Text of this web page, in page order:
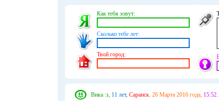
Как тебя зовут:
Сколько тебе лет:
Твой город:
Вика :з, 11 лет, Саранск. 26 Марта 2016 года, 15:52.